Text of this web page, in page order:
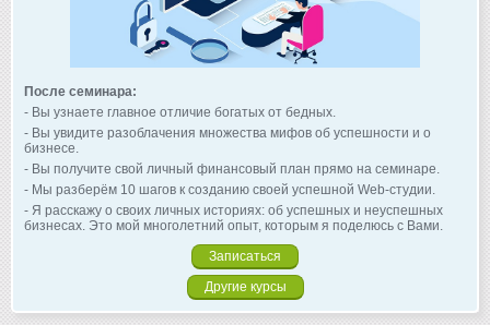
После семинара:
- Вы узнаете главное отличие богатых от бедных.
- Вы увидите разоблачения множества мифов об успешности и о
бизнесе.
- Вы получите свой личный финансовый план прямо на семинаре.
- Мы разберём 10 шагов к созданию своей успешной Web-студии.
- Я расскажу о своих личных историях: об успешных и неуспешных
бизнесах. Это мой многолетний опыт, которым я поделюсь с Вами.
Записаться
Другие курсы